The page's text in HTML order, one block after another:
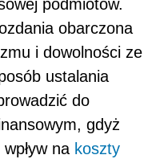
podmiotów.
obarczona
i dowolności ze
ustalania
do
gdyż
na koszty